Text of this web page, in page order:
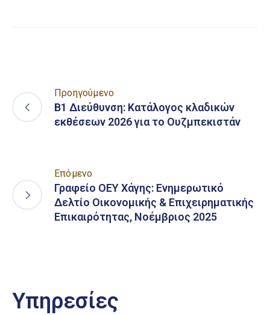
Προηγούμενο
Β1 Διεύθυνση: Κατάλογος κλαδικών
εκθέσεων 2026 για το Ουζμπεκιστάν
Επόμενο
Γραφείο ΟΕΥ Χάγης: Ενημερωτικό
Δελτίο Οικονομικής & Επιχειρηματικής
Επικαιρότητας, Νοέμβριος 2025
Υπηρεσίες